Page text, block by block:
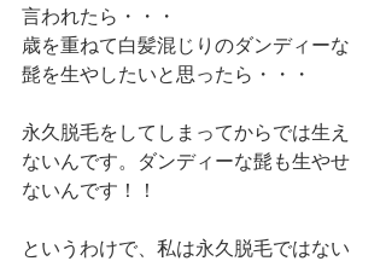
言われたら・・・
歳を重ねて白髪混じりのダンディーな
髭を生やしたいと思ったら・・・
永久脱毛をしてしまってからでは生え
ないんです。ダンディーな髭も生やせ
ないんです！！
というわけで、私は永久脱毛ではない